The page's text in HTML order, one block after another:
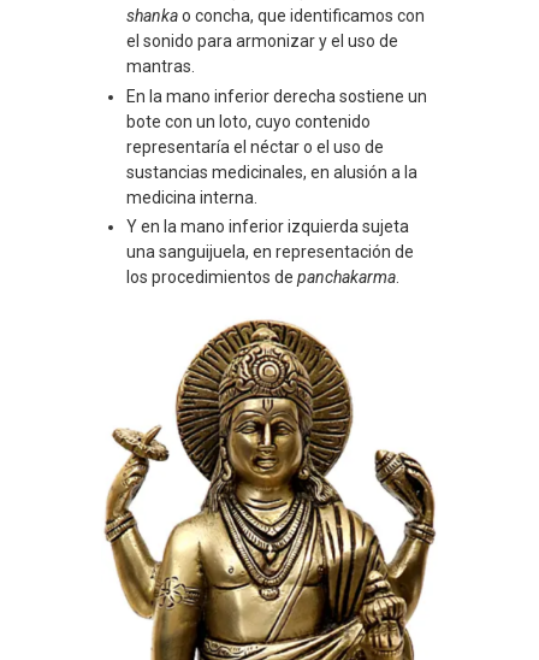
shankao concha, que identificamos con
el sonido para armonizar y el uso de
mantras.
En la mano inferior derecha sostiene un
bote con un loto, cuyo contenido
representaría el néctar o el uso de
sustancias medicinales, en alusión a la
medicina interna.
Y en la mano inferior izquierda sujeta
una sanguijuela, en representación de
los procedimientos de panchakarma